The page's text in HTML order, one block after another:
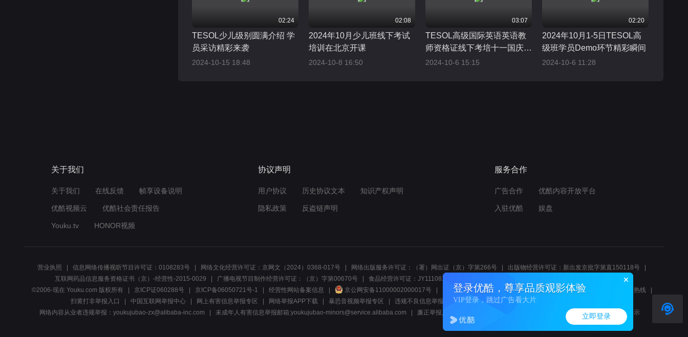
登录优酷，尊享品质观影体验
VIP登录，跳过广告看大片
立即登录
02:24
TESOL少儿级别圆满介绍 学
员采访精彩来袭
2024-10-15 18:48
02:08
2024年10月少儿班线下考试
培训在北京开课
2024-10-8 16:50
03:07
TESOL高级国际英语英语教
师资格证线下考培十一国庆班
圆满结束
2024-10-6 15:15
02:20
2024年10月1-5日TESOL高
级班学员Demo环节精彩瞬间
2024-10-6 11:28
关于我们
关于我们 在线反馈 帧享设备说明
优酷视频云 优酷社会责任报告
Youku.tv HONOR视频
协议声明
用户协议 历史协议文本 知识产权声明
隐私政策 反盗链声明
服务合作
广告合作 优酷内容开放平台
入驻优酷 娱盘
营业执照 信息网络传播视听节目许可证：0108283号 网络文化经营许可证：京网文（2024）0368-017号 网络出版服务许可证：（署）网出证（京）字第266号
出版物经营许可证：新出发京批字第直150118号
互联网药品信息服务资格证书（京）-经营性-2015-0029
广播电视节目制作经营许可证：（京）字第00670号 食品经营许可证：JY11108122976214
©2006-现在 Youku.com 版权所有
京ICP证060288号 京ICP备06050721号-1 经营性网站备案信息 京公网安备11000002000017号 网络110报警服务 北京互联网举报中心
北京12345文化市场举报热线
扫黄打非举报入口
中国互联网举报中心 网上有害信息举报专区 网络举报APP下载 暴恐音视频举报专区
违规不良信息举报:电话4008100580、邮箱youkujubao@service.alibaba.com
网络内容从业者违规举报：youkujubao-zx@alibaba-inc.com
未成年人有害信息举报邮箱:youkujubao-minors@service.alibaba.com 廉正举报入口 廉正举报邮箱：wenyulianzheng@alibaba-inc.com 算法公示